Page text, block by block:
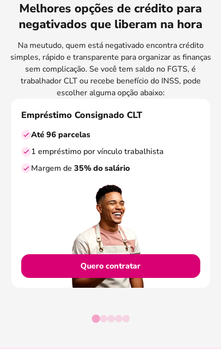
Melhores opções de crédito para
negativados que liberam na hora
Na meutudo, quem está negativado encontra crédito
simples, rápido e transparente para organizar as finanças
sem complicação. Se você tem saldo no FGTS, é
trabalhador CLT ou recebe benefício do INSS, pode
escolher alguma opção abaixo:
Empréstimo Consignado CLT
Até 96 parcelas
1 empréstimo por vínculo trabalhista
Margem de 35% do salário
Quero contratar